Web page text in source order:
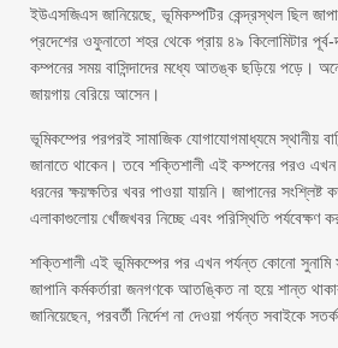
ইউএসজিএস জানিয়েছে, ভূমিকম্পটির কেন্দ্রস্থল ছিল
প্রদেশের ওফুনাতো শহর থেকে প্রায় ৪৯ কিলোমিটার পূর্ব-
কম্পনের সময় বাসিন্দাদের মধ্যে আতঙ্ক ছড়িয়ে পড়ে।
জায়গায় বেরিয়ে আসেন।
ভূমিকম্পের পরপরই সামাজিক যোগাযোগমাধ্যমে স্থানীয়
জানাতে থাকেন। তবে শক্তিশালী এই কম্পনের পরও এখন
ধরনের ক্ষয়ক্ষতির খবর পাওয়া যায়নি। জাপানের সংশ্লিষ্ট
এলাকাগুলোয় খোঁজখবর নিচ্ছে এবং পরিস্থিতি পর্যবেক্ষণ
শক্তিশালী এই ভূমিকম্পের পর এখন পর্যন্ত কোনো সুনামি
জাপানি কর্মকর্তারা জনগণকে আতঙ্কিত না হয়ে শান্ত
জানিয়েছেন, পরবর্তী নির্দেশ না দেওয়া পর্যন্ত সবাইকে